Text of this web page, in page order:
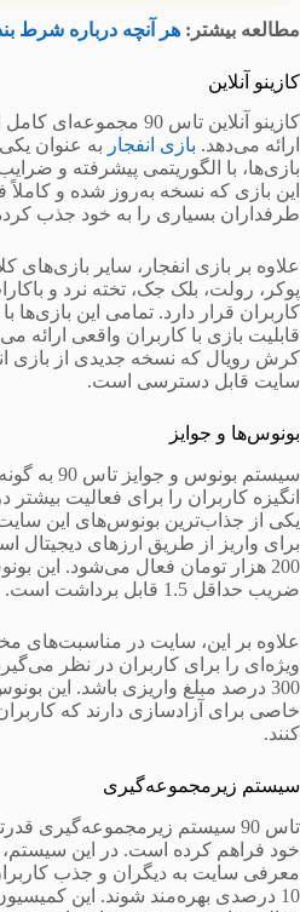
مطالعه بیشتر: هر آنچه درباره شرط
کازینو آنلاین
کازینو آنلاین تاس 90 مجموعه‌ای کامل از
ارائه می‌دهد. بازی انفجار به عنوان
بازی‌ها، با الگوریتمی پیشرفته و
این بازی که نسخه به‌روز شده و
طرفداران بسیاری را به خود جذب
علاوه بر بازی انفجار، سایر بازی‌های
پوکر، رولت، بلک جک، تخته نرد و
کاربران قرار دارد. تمامی این بازی‌ها
قابلیت بازی با کاربران واقعی ارائه
کرش رویال که نسخه جدیدی از بازی
سایت قابل دسترسی است.
بونوس‌ها و جوایز
سیستم
انگیزه کاربران را برای فعالیت
برای واریز از طریق ارزهای دیجیتال
200 هزار تومان فعال می‌شود. این
ضریب حداقل 1.5 قابل برداشت است.
علاوه بر این، سایت در مناسبت‌های
ویژه‌ای را برای کاربران در نظر
300 درصد مبلغ واریزی باشد. این
خاصی برای آزادسازی دارند که کاربران
کنند.
سیستم زیرمجموعه‌گیری
تاس 90 سیستم زیرمجموعه‌گیری
خود فراهم کرده است. در این سیستم،
معرفی سایت به دیگران و جذب
10 درصدی بهره‌مند شوند. این